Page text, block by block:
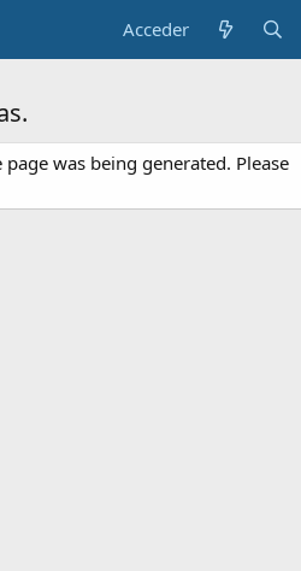
Acceder
was being generated. Please